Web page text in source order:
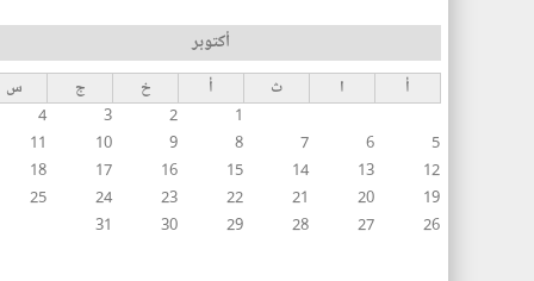
أكتوبر
أ ا ث أ خ ج
س
1
2
3
4
5
6
7
8
9
10
11
12
13
14
15
16
17
18
19
20
21
22
23
24
25
26
27
28
29
30
31